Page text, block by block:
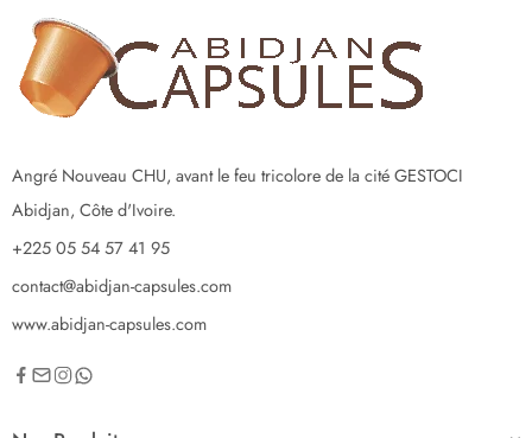
Angré Nouveau CHU, avant le feu tricolore de la cité GESTOCI
Abidjan, Côte d'Ivoire.
+225 05 54 57 41 95
contact@abidjan-capsules.com
www.abidjan-capsules.com